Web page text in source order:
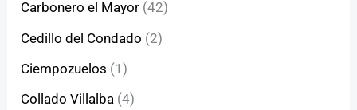
Carbonero el Mayor (42)
Cedillo del Condado (2)
Ciempozuelos (1)
Collado Villalba (4)